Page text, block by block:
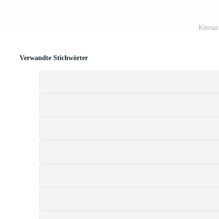
Verwandte Stichwörter